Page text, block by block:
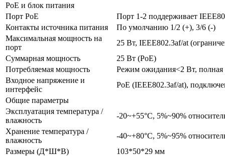
PoE и блок питания
Порт PoE
Порт 1-2 поддерживает
Контакты источника питания
По умолчанию 1/2 (+), 3/6 (-)
Максимальная мощность на
порт
25 Вт, IEEE802.3af/at
Суммарная мощность
25 Вт (PoE)
Потребляемая мощность
Режим ожидания<2 Вт, полная
Входное напряжение и
интерфейс
PoE (IEEE802.3af/at),
Общие параметры
Эксплуатация температура /
влажность
-20~+55°C, 5%~90%
Хранение температура /
влажность
-40~+80°C, 5%~95%
Размеры (Д*Ш*В)
103*50*29 мм